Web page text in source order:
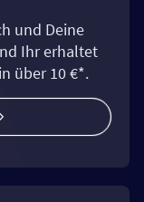
und Deine
Ihr erhaltet
über 10 €*.